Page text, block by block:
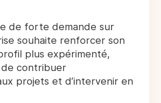
de forte demande sur
souhaite renforcer son
plus expérimenté,
de contribuer
projets et d’intervenir en